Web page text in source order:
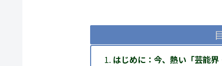
はじめに：今、熱い「芸能